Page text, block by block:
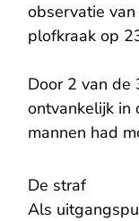
observatie
plofkraak op
Door 2 van de
ontvankelijk in
mannen had
De straf
Als